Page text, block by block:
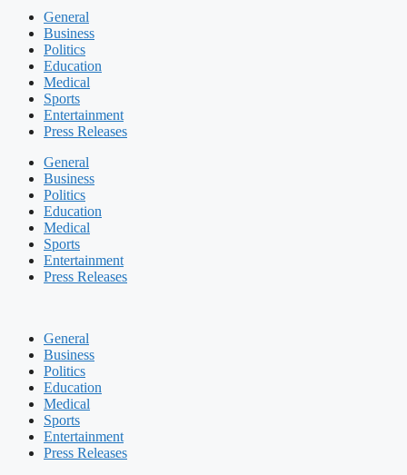
General
Business
Politics
Education
Medical
Sports
Entertainment
Press Releases
General
Business
Politics
Education
Medical
Sports
Entertainment
Press Releases
General
Business
Politics
Education
Medical
Sports
Entertainment
Press Releases